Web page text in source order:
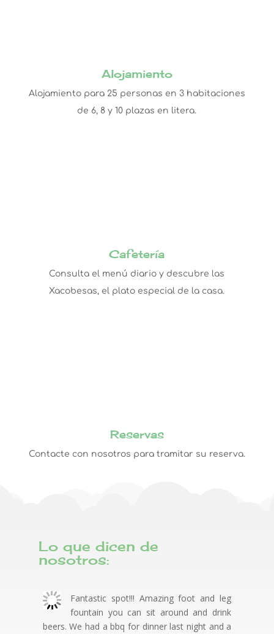
Alojamiento
Alojamiento para 25 personas en 3 habitaciones
de 6, 8 y 10 plazas en litera.
Cafetería
Consulta el menú diario y descubre las
Xacobesas, el plato especial de la casa.
Reservas
Contacte con nosotros para tramitar su reserva.
Lo que dicen de
nosotros:
Fantastic spot!!! Amazing foot and leg
fountain you can sit around and drink
beers. We had a bbq for dinner last night and a